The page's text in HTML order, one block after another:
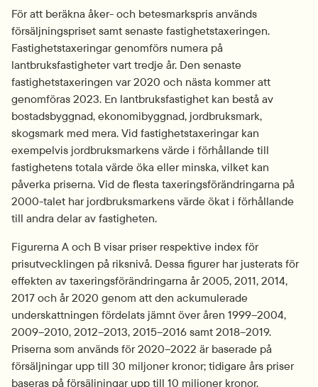
För att beräkna åker- och betesmarkspris används
försäljningspriset samt senaste fastighetstaxeringen.
Fastighetstaxeringar genomförs numera på
lantbruksfastigheter vart tredje år. Den senaste
fastighetstaxeringen var 2020 och nästa kommer att
genomföras 2023. En lantbruksfastighet kan bestå av
bostadsbyggnad, ekonomibyggnad, jordbruksmark,
skogsmark med mera. Vid fastighetstaxeringar kan
exempelvis jordbruksmarkens värde i förhållande till
fastighetens totala värde öka eller minska, vilket kan
påverka priserna. Vid de flesta taxeringsförändringarna på
2000-talet har jordbruksmarkens värde ökat i förhållande
till andra delar av fastigheten.
Figurerna A och B visar priser respektive index för
prisutvecklingen på riksnivå. Dessa figurer har justerats för
effekten av taxeringsförändringarna år 2005, 2011, 2014,
2017 och år 2020 genom att den ackumulerade
underskattningen fördelats jämnt över åren 1999–2004,
2009–2010, 2012–2013, 2015–2016 samt 2018–2019.
Priserna som används för 2020–2022 är baserade på
försäljningar upp till 30 miljoner kronor; tidigare års priser
baseras på försäljningar upp till 10 miljoner kronor.